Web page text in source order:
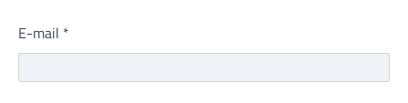
E-mail *